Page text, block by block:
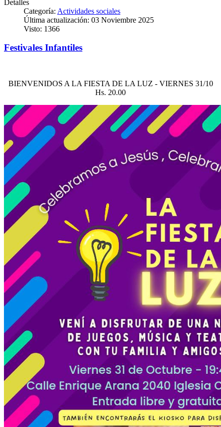
Detalles
Categoría: Actividades sociales
Última actualización: 03 Noviembre 2025
Visto: 1366
Festivales Infantiles
BIENVENIDOS A LA FIESTA DE LA LUZ - VIERNES 31/10
Hs. 20.00